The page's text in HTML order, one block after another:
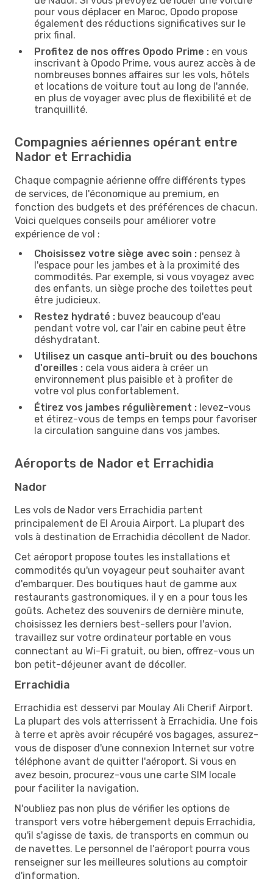
pour vous déplacer en Maroc, Opodo propose
également des réductions significatives sur le
prix final.
Profitez de nos offres Opodo Prime : en vous
inscrivant à Opodo Prime, vous aurez accès à de
nombreuses bonnes affaires sur les vols, hôtels
et locations de voiture tout au long de l'année,
en plus de voyager avec plus de flexibilité et de
tranquillité.
Compagnies aériennes opérant entre
Nador et Errachidia
Chaque compagnie aérienne offre différents types
de services, de l'économique au premium, en
fonction des budgets et des préférences de chacun.
Voici quelques conseils pour améliorer votre
expérience de vol :
Choisissez votre siège avec soin : pensez à
l'espace pour les jambes et à la proximité des
commodités. Par exemple, si vous voyagez avec
des enfants, un siège proche des toilettes peut
être judicieux.
Restez hydraté : buvez beaucoup d'eau
pendant votre vol, car l'air en cabine peut être
déshydratant.
Utilisez un casque anti-bruit ou des bouchons
d'oreilles : cela vous aidera à créer un
environnement plus paisible et à profiter de
votre vol plus confortablement.
Étirez vos jambes régulièrement : levez-vous
et étirez-vous de temps en temps pour favoriser
la circulation sanguine dans vos jambes.
Aéroports de Nador et Errachidia
Nador
Les vols de Nador vers Errachidia partent
principalement de El Arouia Airport. La plupart des
vols à destination de Errachidia décollent de Nador.
Cet aéroport propose toutes les installations et
commodités qu'un voyageur peut souhaiter avant
d'embarquer. Des boutiques haut de gamme aux
restaurants gastronomiques, il y en a pour tous les
goûts. Achetez des souvenirs de dernière minute,
choisissez les derniers best-sellers pour l'avion,
travaillez sur votre ordinateur portable en vous
connectant au Wi-Fi gratuit, ou bien, offrez-vous un
bon petit-déjeuner avant de décoller.
Errachidia
Errachidia est desservi par Moulay Ali Cherif Airport.
La plupart des vols atterrissent à Errachidia. Une fois
à terre et après avoir récupéré vos bagages, assurez-
vous de disposer d'une connexion Internet sur votre
téléphone avant de quitter l'aéroport. Si vous en
avez besoin, procurez-vous une carte SIM locale
pour faciliter la navigation.
N'oubliez pas non plus de vérifier les options de
transport vers votre hébergement depuis Errachidia,
qu'il s'agisse de taxis, de transports en commun ou
de navettes. Le personnel de l'aéroport pourra vous
renseigner sur les meilleures solutions au comptoir
d'information.